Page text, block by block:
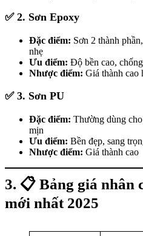
✅ 2. Sơn Epoxy
Đặc điểm: Sơn 2 thành
nhẹ
Ưu điểm: Độ bền cao,
Nhược điểm: Giá thành cao
✅ 3. Sơn PU
Đặc điểm: Thường dùng
mịn
Ưu điểm: Bền đẹp, sang
Nhược điểm: Giá thành cao
3. 📋 Bảng giá nhân
mới nhất 2025